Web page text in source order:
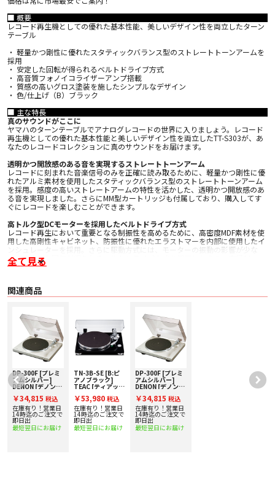
■ 概要
レコード再生機としての優れた基本性能、美しいデザイン性を両立したターン
テーブル
・ 軽量かつ剛性に優れたスタティックバランス型のストレートトーンアームを
採用
・ 安定した回転が得られるベルトドライブ方式
・ 高音質フォノイコライザーアンプ搭載
・ 質感の高いグロス塗装を施したシンプルなデザイン
・ 色/仕上げ（B）ブラック
■ 主な特長
真のサウンドがここに
ヤマハのターンテーブルでアナログレコードの世界に入りましょう。レコード
再生機としての優れた基本性能と美しいデザイン性を両立したTT-S303が、あ
なたのレコードコレクションに真のサウンドをお届けます。
透明かつ開放感のある音を実現するストレートトーンアーム
レコードに刻まれた音楽信号のみを正確に読み取るために、軽量かつ剛性に優
れたアルミ素材を使用したスタティックバランス型のストレートトーンアーム
を採用。感度の高いストレートアームの特性を活かした、透明かつ開放感のあ
る音を実現しました。さらにMM型カートリッジも付属しており、購入してす
ぐにレコードを楽しむことができます。
高トルク型DCモーターを採用したベルトドライブ方式
レコード再生において重要となる制振性を高めるために、高密度MDF素材を使
用した高剛性キャビネット、防振性に優れたエラストマーを内部に使用したイ
ンシュレーターを採用。さらに駆動方式には、モーターの振動の影響が少な
く、安定した回転が得られるベルトドライブ方式を採用したうえ、直径30cm
のアルミダイキャスト製プラッターを高トルクのDCモーターで回転させること
フォノイコライザーアンプ搭載
できます。さらにフォノイコライザーアンプには、音質に定評のある JRC（新
日本無線）製のオペアンプを採用することで、表現力豊かな音を実現しまし
た。また切り替えで、PHONOダイレクト出力も選べ、フォノアンプを搭載し
ている本格アンプと組み合わせることも可能です。お手持ちのオーディオ機器
に合わせて、自由にレコード再生のシステムを組むことができます。
シンプルでオーセンティックなデザイン
質感の高いグロス塗装を施したシンプルでオーセンティックなデザインは、空
間に美しく調和し、ヤマハの他のHiFiコンポーネントにもマッチします。
■ 主な仕様
ターンテーブル部
〇 駆動方式 ベルトドライブ
〇 モーター DCモーター
全て見る
関連商品
DP-300F [プレミ
アムシルバー]
DENON [デノン]
ー 下取り査定額
20%アップ実施
中！
￥34,815 税込
在庫有り！営業日
14時迄のご注文で
即日出
最短翌日にお届け
TN-3B-SE [B:ピ
アノブラック]
TEAC [ティアッ
プ内蔵アナログタ
ーンテーブル
￥53,980 税込
在庫有り！営業日
14時迄のご注文で
即日出
最短翌日にお届け
DP-300F [プレミ
アムシルバー]
DENON [デノン]
ー 下取り査定額
20%アップ実施
中！
￥34,815 税込
在庫有り！営業日
14時迄のご注文で
即日出
最短翌日にお届け